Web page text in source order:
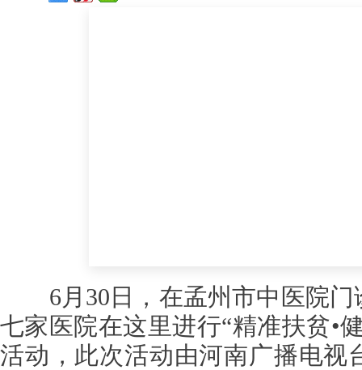
6 月30日，在孟州市中医院
七家医院在这里进行“精准扶贫•
活动 ，此次活动由河南广播电视